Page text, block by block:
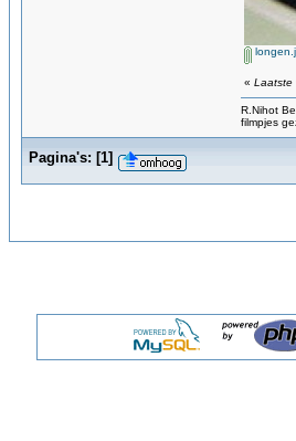
« Laatste
R.Nihot
filmpjes
Pagina's: [1]